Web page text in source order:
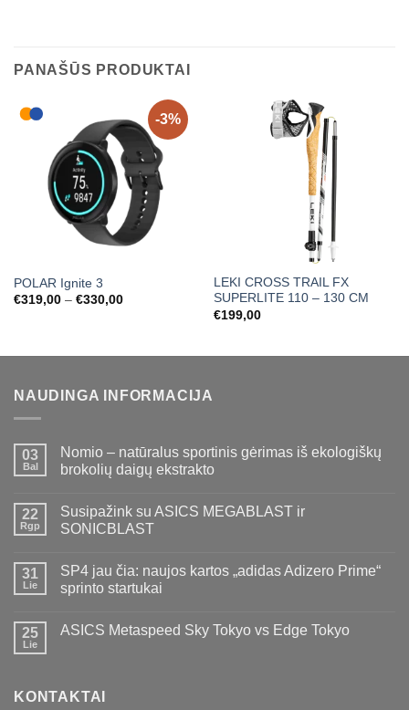
PANAŠŪS PRODUKTAI
-3%
POLAR Ignite 3
€319,00 – €330,00Price
LEKI CROSS TRAIL FX
SUPERLITE 110 – 130 CM
€199,00
NAUDINGA INFORMACIJA
03
Bal
Nomio – natūralus sportinis gėrimas iš ekologiškų
brokolių daigų ekstrakto
22
Rgp
Susipažink su ASICS MEGABLAST ir
SONICBLAST
31
Lie
SP4 jau čia: naujos kartos „adidas Adizero Prime“
sprinto startukai
25
Lie
ASICS Metaspeed Sky Tokyo vs Edge Tokyo
KONTAKTAI